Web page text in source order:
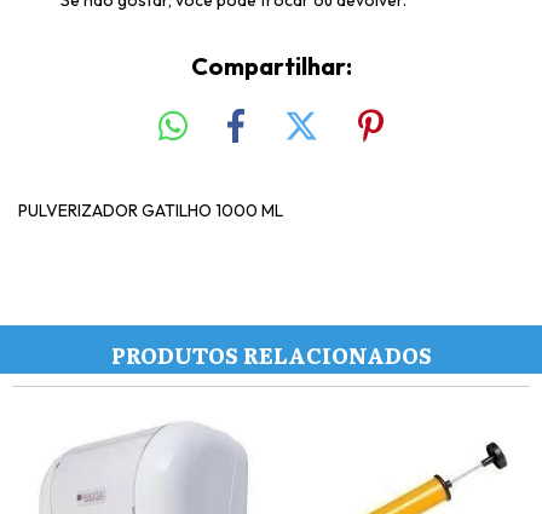
Compartilhar:
PULVERIZADOR GATILHO 1000 ML
PRODUTOS RELACIONADOS